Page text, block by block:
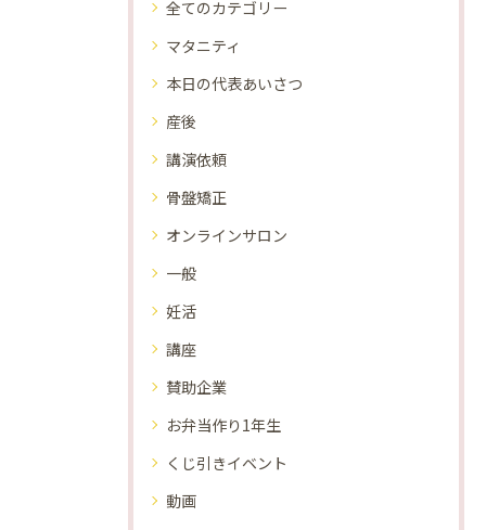
全てのカテゴリー
マタニティ
本日の代表あいさつ
産後
講演依頼
骨盤矯正
オンラインサロン
一般
妊活
講座
賛助企業
お弁当作り1年生
くじ引きイベント
動画